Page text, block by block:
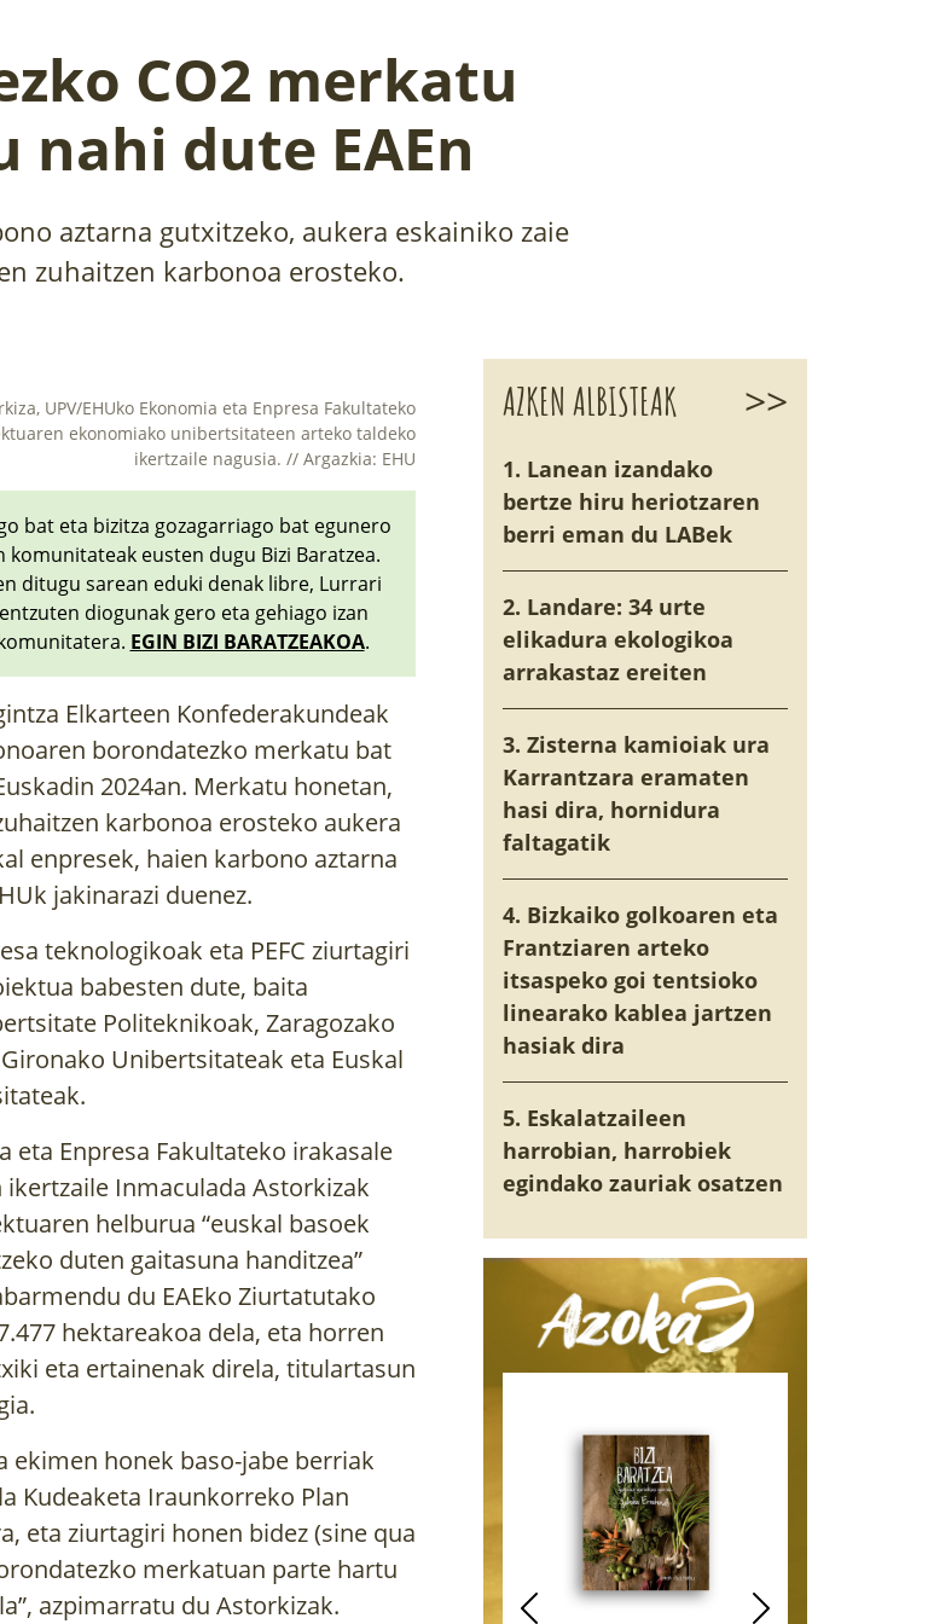
CO2 merkatu
nahi dute EAEn
aztarna gutxitzeko, aukera eskainiko zaie
zuhaitzen karbonoa erosteko.
UPV/EHUko Ekonomia eta Enpresa Fakultateko
ekonomiako unibertsitateen arteko taldeko
ikertzaile nagusia. // Argazkia: EHU
bat eta bizitza gozagarriago bat egunero
komunitateak eusten dugu Bizi Baratzea.
ditugu sarean eduki denak libre, Lurrari
diogunak gero eta gehiago izan
EGIN BIZI BARATZEAKOA.
Elkarteen Konfederakundeak
borondatezko merkatu bat
2024an. Merkatu honetan,
karbonoa erosteko aukera
enpresek, haien karbono aztarna
jakinarazi duenez.
teknologikoak eta PEFC ziurtagiri
babesten dute, baita
Politeknikoak, Zaragozako
Unibertsitateak eta Euskal
eta Enpresa Fakultateko irakasale
Inmaculada Astorkizak
helburua “euskal basoek
duten gaitasuna handitzea”
du EAEko Ziurtatutako
hektareakoa dela, eta horren
eta ertainenak direla, titulartasun
ekimen honek baso-jabe berriak
Kudeaketa Iraunkorreko Plan
eta ziurtagiri honen bidez (sine qua
merkatuan parte hartu
azpimarratu du Astorkizak.
AZKEN ALBISTEAK >>
1. Lanean izandako
bertze hiru heriotzaren
berri eman du LABek
2. Landare: 34 urte
elikadura ekologikoa
arrakastaz ereiten
3. Zisterna kamioiak ura
Karrantzara eramaten
hasi dira, hornidura
faltagatik
4. Bizkaiko golkoaren eta
Frantziaren arteko
itsaspeko goi tentsioko
linearako kablea jartzen
hasiak dira
5. Eskalatzaileen
harrobian, harrobiek
egindako zauriak osatzen